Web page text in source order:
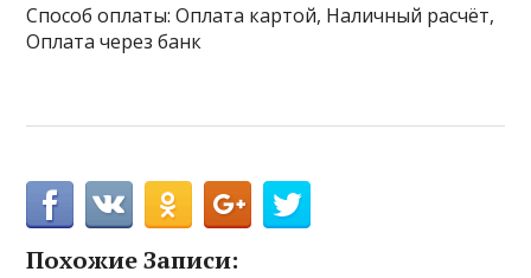
Способ оплаты: Оплата картой, Наличный расчёт,
Оплата через банк
Похожие Записи: